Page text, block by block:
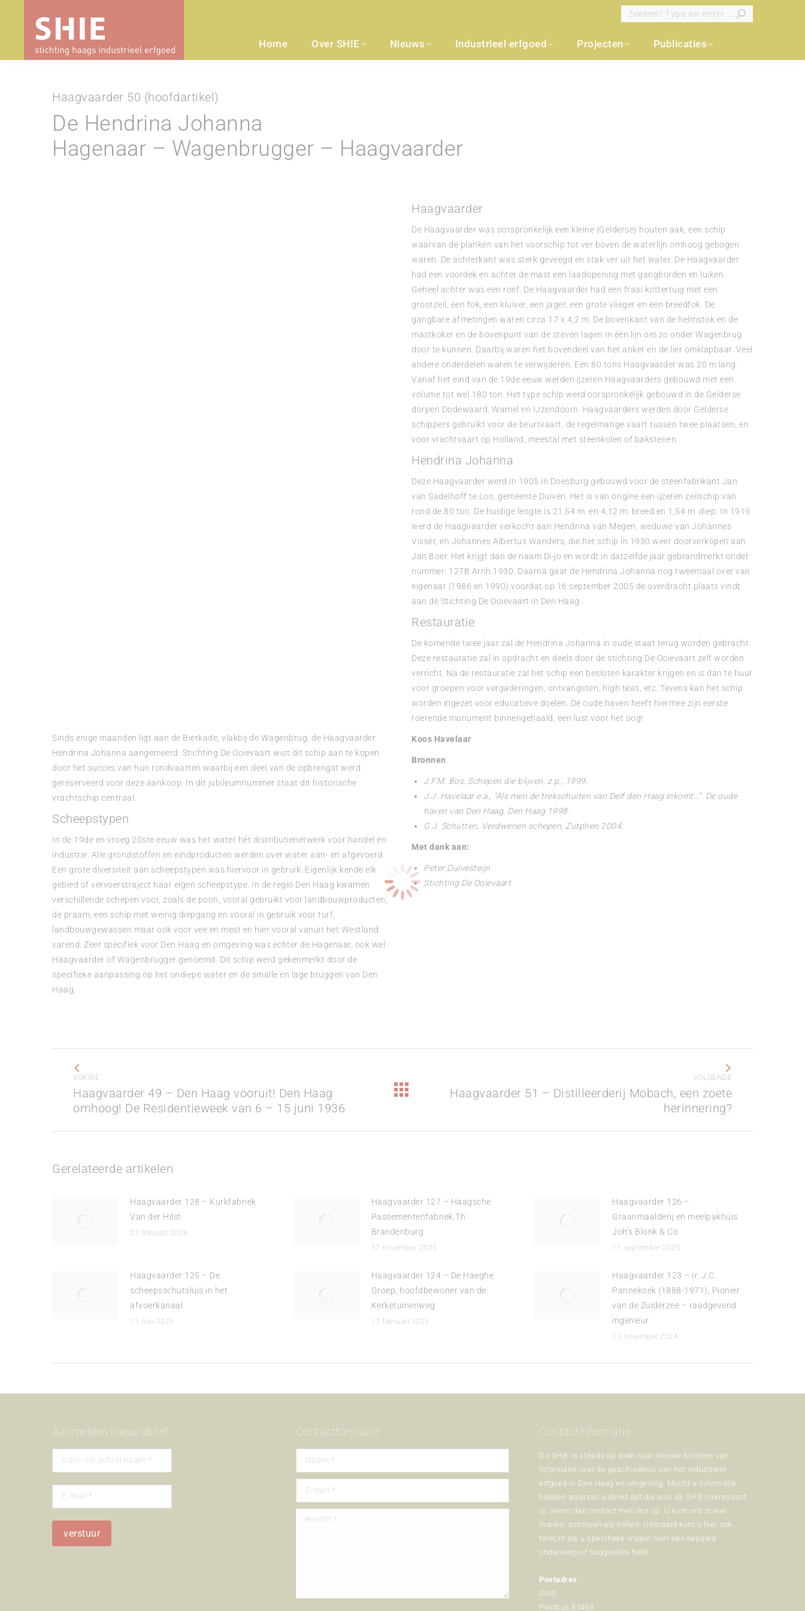
Zoeken:
Home Over SHIE Nieuws Industrieel erfgoed Projecten Publicaties
Haagvaarder 50 (hoofdartikel)
De Hendrina Johanna
Hagenaar – Wagenbrugger – Haagvaarder
Sinds enige maanden ligt aan de Bierkade, vlakbij de Wagenbrug, de Haagvaarder
Hendrina Johanna aangemeerd. Stichting De Ooievaart wist dit schip aan te kopen
door het succes van hun rondvaarten waarbij een deel van de opbrengst werd
gereserveerd voor deze aankoop. In dit jubileumnummer staat dit historische
vrachtschip centraal.
Scheepstypen
In de 19de en vroeg 20ste eeuw was het water hét distributienetwerk voor handel en
industrie. Alle grondstoffen en eindproducten werden over water aan- en afgevoerd.
Een grote diversiteit aan scheepstypen was hiervoor in gebruik. Eigenlijk kende elk
gebied of vervoerstraject haar eigen scheepstype. In de regio Den Haag kwamen
verschillende schepen voor, zoals de poon, vooral gebruikt voor landbouwproducten;
de praam, een schip met weinig diepgang en vooral in gebruik voor turf,
landbouwgewassen maar ook voor vee en mest en hier vooral vanuit het Westland
varend. Zeer specifiek voor Den Haag en omgeving was echter de Hagenaar, ook wel
Haagvaarder of Wagenbrugger genoemd. Dit schip werd gekenmerkt door de
specifieke aanpassing op het ondiepe water en de smalle en lage bruggen van Den
Haag.
Haagvaarder
De Haagvaarder was oorspronkelijk een kleine (Gelderse) houten aak, een schip
waarvan de planken van het voorschip tot ver boven de waterlijn omhoog gebogen
waren. De achterkant was sterk geveegd en stak ver uit het water. De Haagvaarder
had een voordek en achter de mast een laadopening met gangborden en luiken.
Geheel achter was een roef. De Haagvaarder had een fraai kottertuig met een
grootzeil, een fok, een kluiver, een jager, een grote vlieger en een breedfok. De
gangbare afmetingen waren circa 17 x 4,2 m. De bovenkant van de helmstok en de
mastkoker en de bovenpunt van de steven lagen in één lijn om zo onder Wagenbrug
door te kunnen. Daarbij waren het bovendeel van het anker en de lier omklapbaar. Veel
andere onderdelen waren te verwijderen. Een 80 tons Haagvaarder was 20 m lang.
Vanaf het eind van de 19de eeuw werden ijzeren Haagvaarders gebouwd met een
volume tot wel 180 ton. Het type schip werd oorspronkelijk gebouwd in de Gelderse
dorpen Dodewaard, Wamel en IJzendoorn. Haagvaarders werden door Gelderse
schippers gebruikt voor de beurtvaart, de regelmatige vaart tussen twee plaatsen, en
voor vrachtvaart op Holland, meestal met steenkolen of bakstenen.
Hendrina Johanna
Deze Haagvaarder werd in 1905 in Doesburg gebouwd voor de steenfabrikant Jan
van Sadelhoff te Loo, gemeente Duiven. Het is van origine een ijzeren zeilschip van
rond de 80 ton. De huidige lengte is 21,54 m. en 4,12 m. breed en 1,54 m. diep. In 1919
werd de Haagvaarder verkocht aan Hendrina van Megen, weduwe van Johannes
Visser, en Johannes Albertus Wanders, die het schip in 1930 weer doorverkopen aan
Jan Boer. Het krijgt dan de naam Di-jo en wordt in datzelfde jaar gebrandmerkt onder
nummer: 127B Arnh.1930. Daarna gaat de Hendrina Johanna nog tweemaal over van
eigenaar (1986 en 1990) voordat op 16 september 2005 de overdracht plaats vindt
aan de Stichting De Ooievaart in Den Haag.
Restauratie
De komende twee jaar zal de Hendrina Johanna in oude staat terug worden gebracht.
Deze restauratie zal in opdracht en deels door de stichting De Ooievaart zelf worden
verricht. Na de restauratie zal het schip een besloten karakter krijgen en is dan te huur
voor groepen voor vergaderingen, ontvangsten, high teas, etc. Tevens kan het schip
worden ingezet voor educatieve doelen. De oude haven heeft hiermee zijn eerste
roerende monument binnengehaald, een lust voor het oog!
Koos Havelaar
Bronnen:
J.F.M. Bos, Schepen die blijven, z.p., 1999.
J.J. Havelaar e.a., “Als men de trekschuiten van Delf den Haag inkomt…”. De oude
haven van Den Haag, Den Haag 1998.
G.J. Schutten, Verdwenen schepen, Zutphen 2004.
Met dank aan:
Peter Duivesteijn
Stichting De Ooievaart.
navigatie
VORIGE
Vorig
bericht
Haagvaarder 49 – Den Haag vooruit! Den Haag
omhoog! De Residentieweek van 6 – 15 juni 1936
VOLGENDE
VolgendHaagvaarder 51 – Distilleerderij Mobach, een zoete
herinnering?
Gerelateerde artikelen
Haagvaarder 128 – Kurkfabriek
Van der Hilst
22 februari 2026
Haagvaarder 127 – Haagsche
Passementenfabriek Th.
Brandenburg
17 november 2025
Haagvaarder 126 –
Graanmaalderij en meelpakhuis
Joh’s Blonk & Co
11 september 2025
Haagvaarder 125 – De
scheepsschutsluis in het
afvoerkanaal
15 mei 2025
Haagvaarder 124 – De Haeghe
Groep, hoofdbewoner van de
Kerketuinenweg
17 februari 2025
Haagvaarder 123 – Ir. J.C.
Pannekoek (1888-1971), Pionier
van de Zuiderzee – raadgevend
ingenieur
13 november 2024
Aanmelden nieuwsbrief Contactformulier
Naam *
E-mail *
Bericht *
Contactinformatie
De SHIE is steeds op zoek naar nieuwe bronnen van
informatie over de geschiedenis van het industrieel
erfgoed in Den Haag en omgeving. Mocht u informatie
hebben waarvan u denkt dat die voor de SHIE interessant
is, neem dan contact met ons op. U kunt ons zowel
mailen, schrijven als bellen. Uiteraard kunt u hier ook
terecht als u specifieke vragen over een bepaald
onderwerp of suggesties hebt.
Postadres
SHIE
Postbus 85469